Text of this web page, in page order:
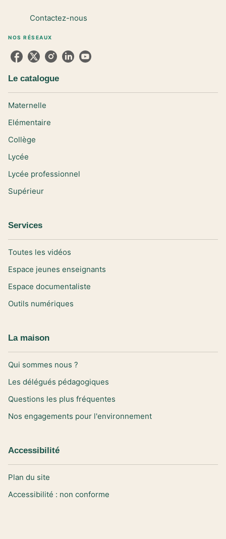
Contactez-nous
NOS RÉSEAUX
Le catalogue
Maternelle
Elémentaire
Collège
Lycée
Lycée professionnel
Supérieur
Services
Toutes les vidéos
Espace jeunes enseignants
Espace documentaliste
Outils numériques
La maison
Qui sommes nous ?
Les délégués pédagogiques
Questions les plus fréquentes
Nos engagements pour l'environnement
Accessibilité
Plan du site
Accessibilité : non conforme